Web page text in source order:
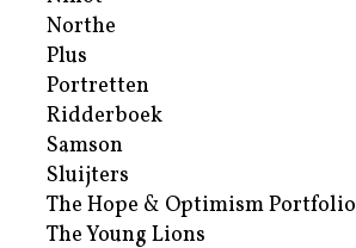
Northe
Plus
Portretten
Ridderboek
Samson
Sluijters
The Hope & Optimism Portfolio
The Young Lions